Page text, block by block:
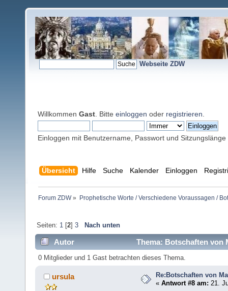
Webseite ZDW
Willkommen Gast . Bitte einloggen oder registrieren
Einloggen mit Benutzername, Passwort und Sitzungslänge
Übersicht Hilfe Suche Kalender Einloggen
Forum ZDW» Prophetische Worte / Verschiedene Voraussagen /
Seiten: 1[2] 3 Nach unten
Autor Thema: Botschaften von
0 Mitglieder und 1 Gast betrachten dieses Thema.
ursula
Re:Botschaften von
«Antwort #8 am: 21.